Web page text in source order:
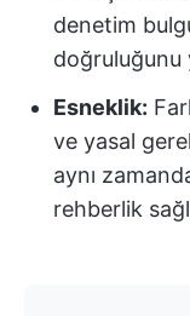
denetim
doğruluğunu
Esneklik:
ve yasal
aynı
rehberlik